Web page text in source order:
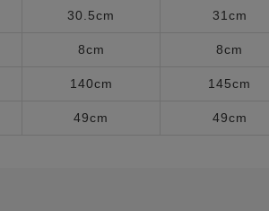
30.5cm 31cm
8cm 8cm
140cm 145cm
49cm 49cm